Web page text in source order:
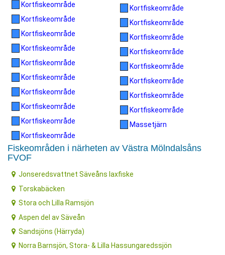
Kortfiskeområde
Kortfiskeområde
Kortfiskeområde
Kortfiskeområde
Kortfiskeområde
Kortfiskeområde
Kortfiskeområde
Kortfiskeområde
Kortfiskeområde
Kortfiskeområde
Kortfiskeområde
Kortfiskeområde
Kortfiskeområde
Kortfiskeområde
Kortfiskeområde
Kortfiskeområde
Kortfiskeområde
Kortfiskeområde
Massetjärn
Fiskeområden i närheten av Västra Mölndalsåns
FVOF
Jonseredsvattnet Säveåns laxfiske
Torskabäcken
Stora och Lilla Ramsjön
Aspen del av Säveån
Sandsjöns (Härryda)
Norra Barnsjön, Stora- & Lilla Hassungaredssjön